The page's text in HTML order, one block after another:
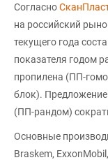
Согласно
на российский
текущего года
показателя годом
пропилена (ПП-
блок). Предложение
(ПП-рандом)
Основные
Braskem,